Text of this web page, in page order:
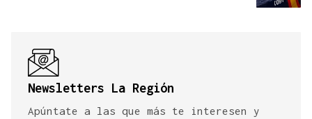
Newsletters La Región
Apúntate a las que más te interesen y